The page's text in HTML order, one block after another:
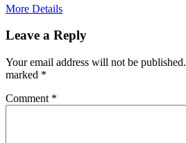
More Details
Leave a Reply
Your email address will not be published.
marked *
Comment *